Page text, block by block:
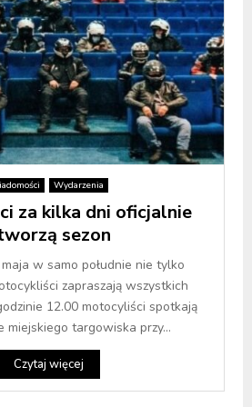
Wydarzenia
za kilka dni oficjalnie
sezon
w samo południe nie tylko
zapraszają wszystkich
12.00 motocyliści spotkają
miejskiego targowiska przy...
Czytaj więcej